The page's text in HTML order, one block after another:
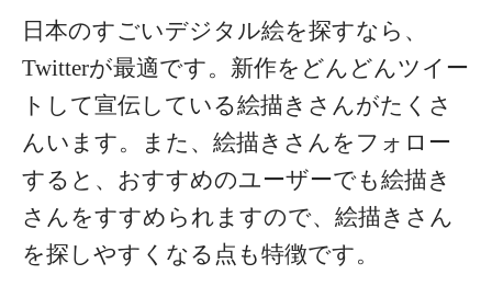
日本のすごいデジタル絵を探すなら、
Twitterが最適です。新作をどんどんツイー
トして宣伝している絵描きさんがたくさ
んいます。
また、絵描きさんをフォロー
すると、おすすめのユーザーでも絵描き
さんをすすめられますので、絵描きさん
を探しやすくなる点も特徴です。